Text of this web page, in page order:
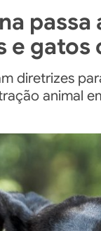
e
diretrizes
animal